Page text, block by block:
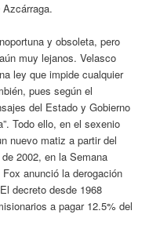
Azcárraga.
y obsoleta, pero
muy lejanos. Velasco
ley que impide cualquier
pues según el
del Estado y Gobierno
Todo ello, en el sexenio
nuevo matiz a partir del
2002, en la Semana
anunció la derogación
decreto desde 1968
a pagar 12.5% del